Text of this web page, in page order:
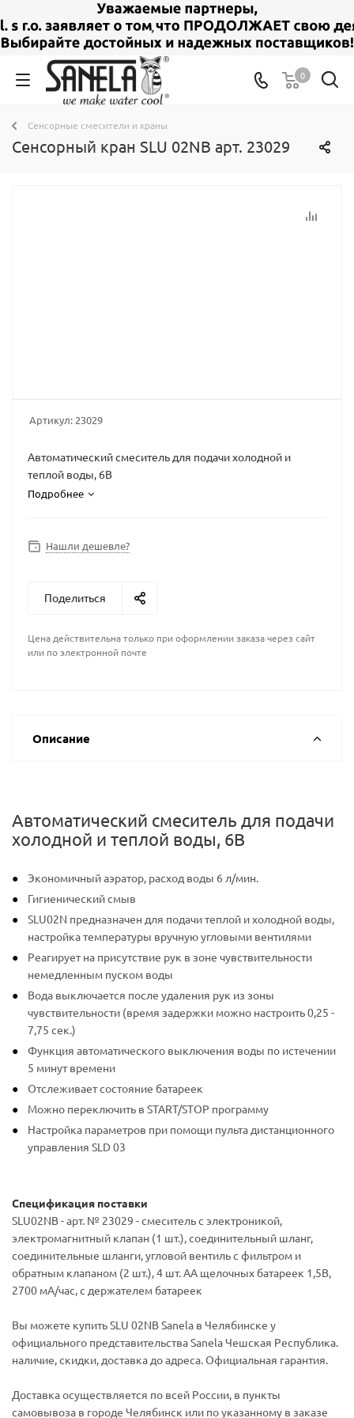
0
Сенсорные смесители и краны
Сенсорный кран SLU 02NB арт. 23029
Артикул: 23029
Автоматический смеситель для подачи холодной и
теплой воды, 6В
Подробнее
Нашли дешевле?
Поделиться
Цена действительна только при оформлении заказа через сайт
или по электронной почте
Описание
Автоматический смеситель для подачи
холодной и теплой воды, 6В
Экономичный аэратор, расход воды 6 л/мин.
Гигиенический смыв
SLU02N предназначен для подачи теплой и холодной воды,
настройка температуры вручную угловыми вентилями
Реагирует на присутствие рук в зоне чувствительности
немедленным пуском воды
Вода выключается после удаления рук из зоны
чувствительности (время задержки можно настроить 0,25 -
7,75 сек.)
Функция автоматического выключения воды по истечении
5 минут времени
Отслеживает состояние батареек
Можно переключить в START/STOP программу
Настройка параметров при помощи пульта дистанционного
управления SLD 03
Спецификация поставки
SLU02NB - арт. № 23029 - смеситель с электроникой,
электромагнитный клапан (1 шт.), соединительный шланг,
соединительные шланги, угловой вентиль с фильтром и
обратным клапаном (2 шт.), 4 шт. AA щелочных батареек 1,5В,
2700 мA/час, c держателем батареек
Вы можете купить SLU 02NB Sanela в Челябинске у
официального представительства Sanela Чешская Республика.
наличие, скидки, доставка до адреса. Официальная гарантия.
Доставка осуществляется по всей России, в пункты
самовывоза в городе Челябинск или по указанному в заказе